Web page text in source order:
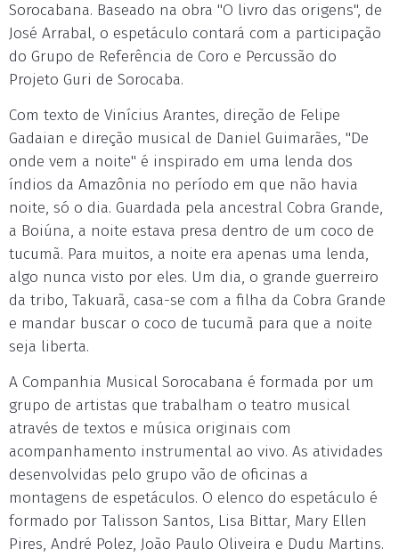
Sorocabana. Baseado na obra "O livro das origens", de
José Arrabal, o espetáculo contará com a participação
do Grupo de Referência de Coro e Percussão do
Projeto Guri de Sorocaba.
Com texto de Vinícius Arantes, direção de Felipe
Gadaian e direção musical de Daniel Guimarães, "De
onde vem a noite" é inspirado em uma lenda dos
índios da Amazônia no período em que não havia
noite, só o dia. Guardada pela ancestral Cobra Grande,
a Boiúna, a noite estava presa dentro de um coco de
tucumã. Para muitos, a noite era apenas uma lenda,
algo nunca visto por eles. Um dia, o grande guerreiro
da tribo, Takuarã, casa-se com a filha da Cobra Grande
e mandar buscar o coco de tucumã para que a noite
seja liberta.
A Companhia Musical Sorocabana é formada por um
grupo de artistas que trabalham o teatro musical
através de textos e música originais com
acompanhamento instrumental ao vivo. As atividades
desenvolvidas pelo grupo vão de oficinas a
montagens de espetáculos. O elenco do espetáculo é
formado por Talisson Santos, Lisa Bittar, Mary Ellen
Pires, André Polez, João Paulo Oliveira e Dudu Martins.